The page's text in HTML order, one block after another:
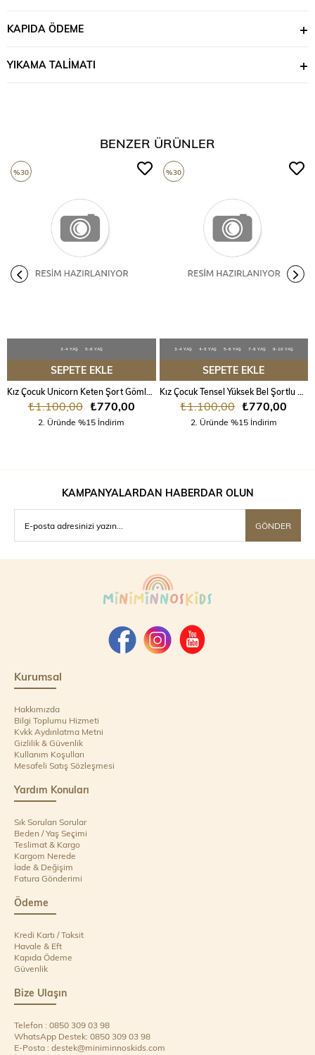
KAPIDA ÖDEME
YIKAMA TALIMATI
BENZER ÜRÜNLER
SEPETE EKLE
Kız Çocuk Unicorn Keten Şort Gömlek Takım
₺770,00
₺1.100,00
2. Üründe %15 İndirim
3-4 YAŞ 5-6 YAŞ
%30
SEPETE EKLE
Kız Çocuk Tensel Yüksek Bel Şortlu Naturel Takım
₺770,00
₺1.100,00
2. Üründe %15 İndirim
3-4 YAŞ 4-5 YAŞ 5-6 YAŞ 7-8 YAŞ 9-10 YAŞ
%30
KAMPANYALARDAN HABERDAR OLUN
GÖNDER
Kurumsal
Hakkımızda
Bilgi Toplumu Hizmeti
Kvkk Aydınlatma Metni
Gizlilik & Güvenlik
Kullanım Koşulları
Mesafeli Satış Sözleşmesi
Yardım Konuları
Sık Sorulan Sorular
Beden / Yaş Seçimi
Teslimat & Kargo
Kargom Nerede
İade & Değişim
Fatura Gönderimi
Ödeme
Kredi Kartı / Taksit
Havale & Eft
Kapıda Ödeme
Güvenlik
Bize Ulaşın
Telefon : 0850 309 03 98
WhatsApp Destek: 0850 309 03 98
E-Posta : destek@miniminnoskids.com